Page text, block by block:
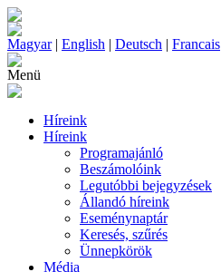
Magyar| English | Deutsch | Francais
Menü
Híreink
Híreink
Programajánló
Beszámolóink
Legutóbbi bejegyzések
Állandó híreink
Eseménynaptár
Keresés, szűrés
Ünnepkörök
Média